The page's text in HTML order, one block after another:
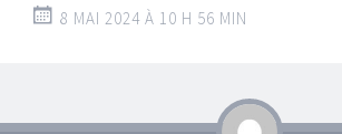
8 MAI 2024 À 10 H 56 MIN